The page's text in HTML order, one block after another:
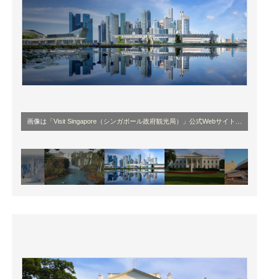
画像は 「Visit Singapore（シンガポール政府観光局）」公式Webサイト